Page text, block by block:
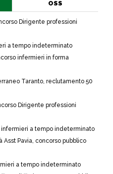
OSS
Dirigente professioni
a tempo indeterminato
infermieri in forma
Taranto, reclutamento 50
Dirigente professioni
infermieri a tempo indeterminato
Asst Pavia, concorso pubblico
a tempo indeterminato